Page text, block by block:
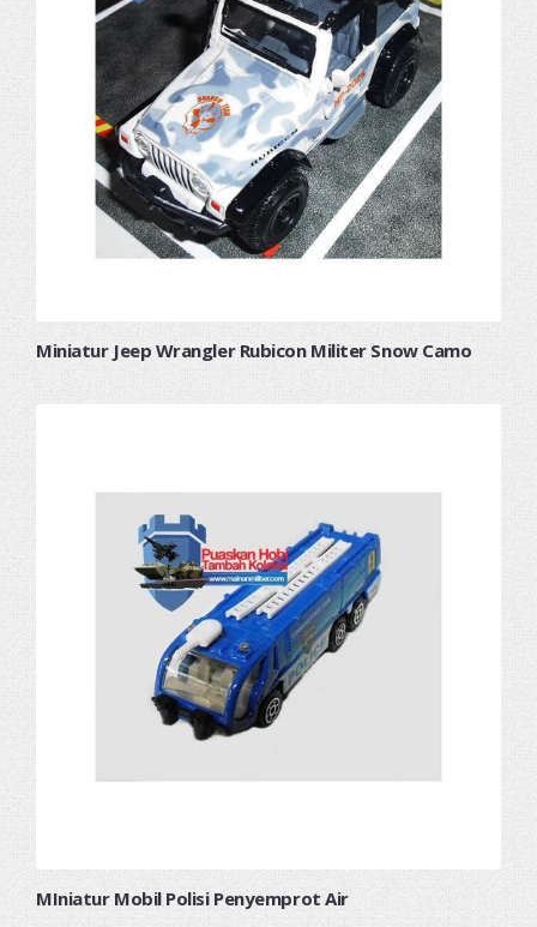
Miniatur Jeep Wrangler Rubicon Militer Snow Camo
MIniatur Mobil Polisi Penyemprot Air